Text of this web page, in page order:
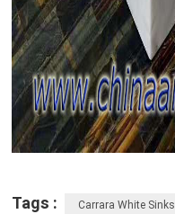
Tags : Carrara White Sinks